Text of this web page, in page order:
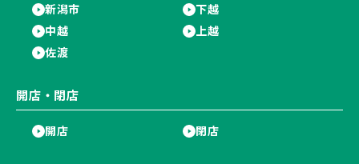
新潟市
下越
中越
上越
佐渡
開店・閉店
開店 閉店